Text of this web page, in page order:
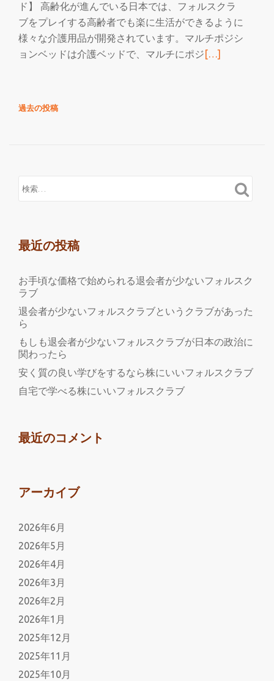
ド】 高齢化が進んでいる日本では、フォルスクラ
ブをプレイする高齢者でも楽に生活ができるように
様々な介護用品が開発されています。マルチポジシ
ョンベッドは介護ベッドで、マルチにポジ続
ョ
ベ
ド
フ
[…]
投
ー
シ
過去の投稿
最近の投稿
お手頃な価格で始められる退会者が少ないフォルスク
ラブ
退会者が少ないフォルスクラブというクラブがあった
ら
もしも退会者が少ないフォルスクラブが日本の政治に
関わったら
安く質の良い学びをするなら株にいいフォルスクラブ
自宅で学べる株にいいフォルスクラブ
最近のコメント
アーカイブ
2026年6月
2026年5月
2026年4月
2026年3月
2026年2月
2026年1月
2025年12月
2025年11月
2025年10月